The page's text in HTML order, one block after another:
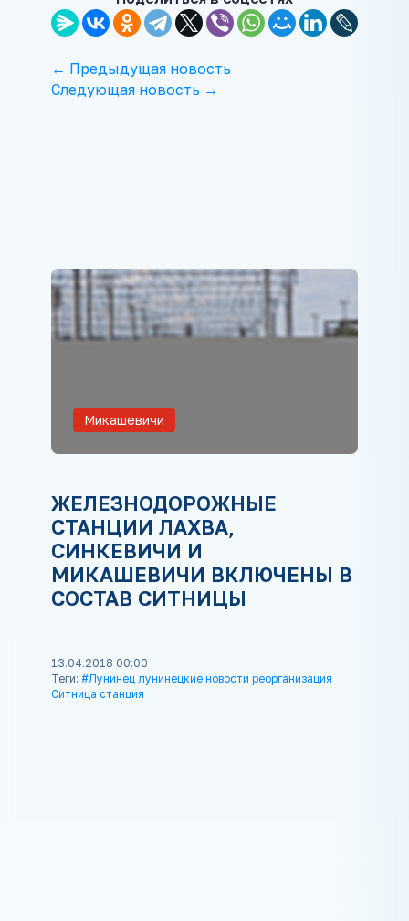
← Предыдущая новость
Следующая новость →
Микашевичи
ЖЕЛЕЗНОДОРОЖНЫЕ
СТАНЦИИ ЛАХВА,
СИНКЕВИЧИ И
МИКАШЕВИЧИ ВКЛЮЧЕНЫ В
СОСТАВ СИТНИЦЫ
13.04.2018 00:00
Теги: #Лунинец лунинецкие новости реорганизация
Ситница станция